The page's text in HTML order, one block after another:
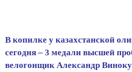
В копилке у казахстанской
сегодня – 3 медали высшей
велогонщик Александр